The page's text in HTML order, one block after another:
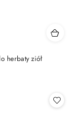
herbaty ziół